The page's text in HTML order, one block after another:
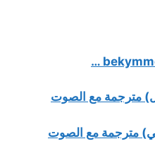
مترجمة مع الصوت
مترجمة مع الصوت